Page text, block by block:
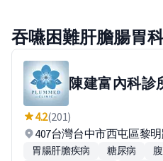
吞嚥困難肝膽腸胃
陳建富內科診
4.2(201)
407台灣台中市西屯區黎
胃腸肝膽疾病 糖尿病